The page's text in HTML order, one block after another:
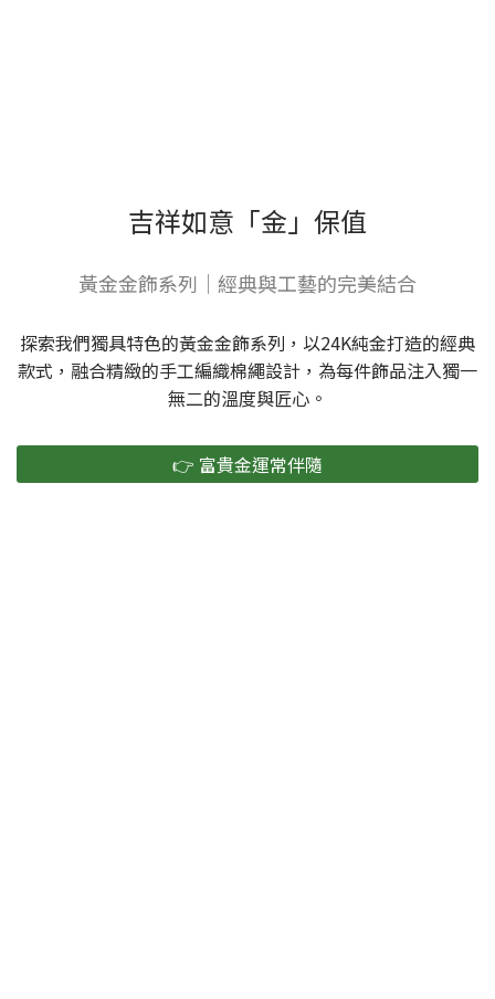
吉祥如意「金」保值
黃金金飾系列｜經典與工藝的完美結合
探索我們獨具特色的黃金金飾系列，以24K純金打造的經典
款式，融合精緻的手工編織棉繩設計，為每件飾品注入獨一
無二的溫度與匠心。
👉 富貴金運常伴隨